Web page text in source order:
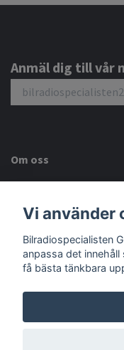
Anmäl dig till vår
Om oss
Sociala medier
© 2026
Vi använder
Bilradiospecialisten
anpassa det
få bästa tänkbara